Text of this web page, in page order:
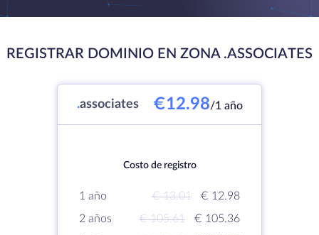
REGISTRAR DOMINIO EN ZONA .ASSOCIATES
.associates €12.98/1 año
Costo de registro
1 año € 13.01
€ 12.98
2 años
€ 105.61
€ 105.36